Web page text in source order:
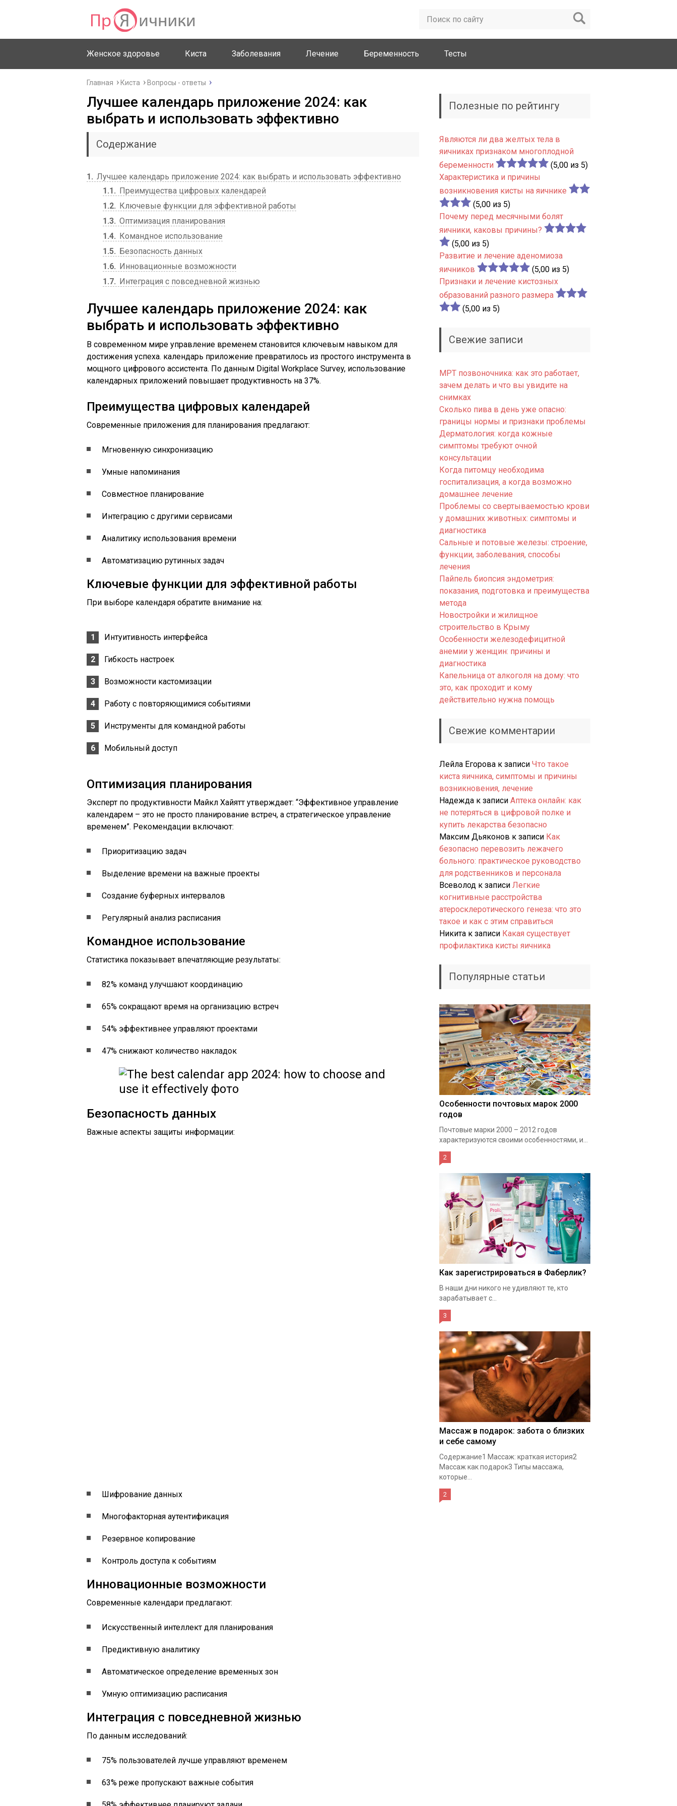
Женское здоровье Киста Заболевания Лечение Беременность Тесты
Главная Киста Вопросы - ответы
Лучшее календарь приложение 2024: как
выбрать и использовать эффективно
Содержание
1
Лучшее календарь приложение 2024: как выбрать и использовать эффективно
1.1
Преимущества цифровых календарей
1.2
Ключевые функции для эффективной работы
1.3 Оптимизация планирования
1.4
Командное использование
1.5
Безопасность данных
1.6
Инновационные возможности
1.7
Интеграция с повседневной жизнью
Лучшее календарь приложение 2024: как
выбрать и использовать эффективно
В современном мире управление временем становится ключевым навыком для
достижения успеха. календарь приложение превратилось из простого инструмента в
мощного цифрового ассистента. По данным Digital Workplace Survey, использование
календарных приложений повышает продуктивность на 37%.
Преимущества цифровых календарей
Современные приложения для планирования предлагают:
Мгновенную синхронизацию
Умные напоминания
Совместное планирование
Интеграцию с другими сервисами
Аналитику использования времени
Автоматизацию рутинных задач
Ключевые функции для эффективной работы
При выборе календаря обратите внимание на:
Интуитивность интерфейса
Гибкость настроек
Возможности кастомизации
Работу с повторяющимися событиями
Инструменты для командной работы
Мобильный доступ
Оптимизация планирования
Эксперт по продуктивности Майкл Хайятт утверждает: “Эффективное управление
календарем – это не просто планирование встреч, а стратегическое управление
временем”. Рекомендации включают:
Приоритизацию задач
Выделение времени на важные проекты
Создание буферных интервалов
Регулярный анализ расписания
Командное использование
Статистика показывает впечатляющие результаты:
82% команд улучшают координацию
65% сокращают время на организацию встреч
54% эффективнее управляют проектами
47% снижают количество накладок
Безопасность данных
Важные аспекты защиты информации:
Шифрование данных
Многофакторная аутентификация
Резервное копирование
Контроль доступа к событиям
Инновационные возможности
Современные календари предлагают:
Искусственный интеллект для планирования
Предиктивную аналитику
Автоматическое определение временных зон
Умную оптимизацию расписания
Интеграция с повседневной жизнью
По данным исследований:
75% пользователей лучше управляют временем
63% реже пропускают важные события
Полезные по рейтингу
Являются ли два желтых тела в
яичниках признаком многоплодной
беременности
(5,00 из 5)
Характеристика и причины
возникновения кисты на яичнике
(5,00 из 5)
Почему перед месячными болят
яичники, каковы причины?
(5,00 из 5)
Развитие и лечение аденомиоза
яичников
(5,00 из 5)
Признаки и лечение кистозных
образований разного размера
(5,00 из 5)
Свежие записи
МРТ позвоночника: как это работает,
зачем делать и что вы увидите на
снимках
Сколько пива в день уже опасно:
границы нормы и признаки проблемы
Дерматология: когда кожные
симптомы требуют очной
консультации
Когда питомцу необходима
госпитализация, а когда возможно
домашнее лечение
Проблемы со свертываемостью крови
у домашних животных: симптомы и
диагностика
Сальные и потовые железы: строение,
функции, заболевания, способы
лечения
Пайпель биопсия эндометрия:
показания, подготовка и преимущества
метода
Новостройки и жилищное
строительство в Крыму
Особенности железодефицитной
анемии у женщин: причины и
диагностика
Капельница от алкоголя на дому: что
это, как проходит и кому
действительно нужна помощь
Свежие комментарии
Лейла Егорова к записи Что такое
киста яичника, симптомы и причины
возникновения, лечение
Надежда к записи Аптека онлайн: как
не потеряться в цифровой полке и
купить лекарства безопасно
Максим Дьяконов к записи Как
безопасно перевозить лежачего
больного: практическое руководство
для родственников и персонала
Всеволод к записи Легкие
когнитивные расстройства
атеросклеротического генеза: что это
такое и как с этим справиться
Никита к записи Какая существует
профилактика кисты яичника
Популярные статьи
Особенности почтовых марок 2000
годов
Почтовые марки 2000 – 2012 годов
характеризуются своими особенностями, и...
2
Как зарегистрироваться в Фаберлик?
В наши дни никого не удивляют те, кто
зарабатывает с...
3
Массаж в подарок: забота о близких
и себе самому
Содержание1 Массаж: краткая история2
Массаж как подарок3 Типы массажа,
которые...
2